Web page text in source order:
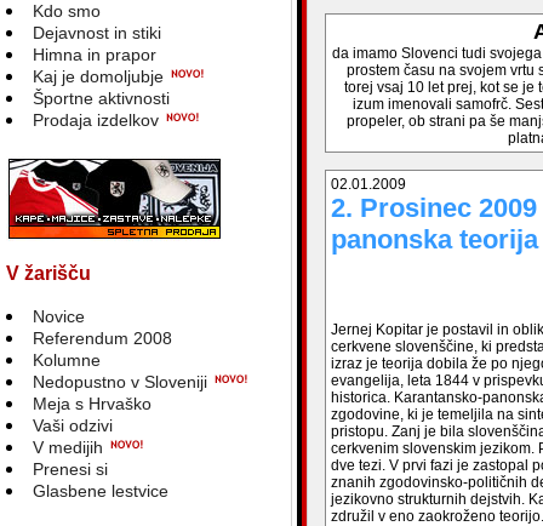
Kdo smo
Dejavnost in stiki
Himna in prapor
Kaj je domoljubje
Športne aktivnosti
Prodaja izdelkov
V žarišču
Novice
Referendum 2008
Kolumne
Nedopustno v Sloveniji
Meja s Hrvaško
Vaši odzivi
V medijih
Prenesi si
Glasbene lestvice
da imamo Slovenci tudi
prostem času na svojem vrtu
torej vsaj 10 let prej, kot se je
izum imenovali samofrč.
propeler, ob strani pa še
02.01.2009
2. Prosinec
panonska teorija
Jernej Kopitar je postavil in
cerkvene slovenščine, ki
izraz je teorija dobila že po
evangelija, leta 1844 v
historica. Karantansko-
zgodovine, ki je temeljila na
pristopu. Zanj je bila
cerkvenim slovenskim jezikom.
dve tezi. V prvi fazi je zastopal
znanih zgodovinsko-političnih
jezikovno strukturnih dejstvih.
združil v eno zaokroženo